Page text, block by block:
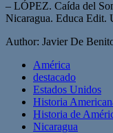
– LÓPEZ. Caída del
Nicaragua. Educa Edit.
Author: Javier De
América
destacado
Estados Unidos
Historia
Historia de
Nicaragua